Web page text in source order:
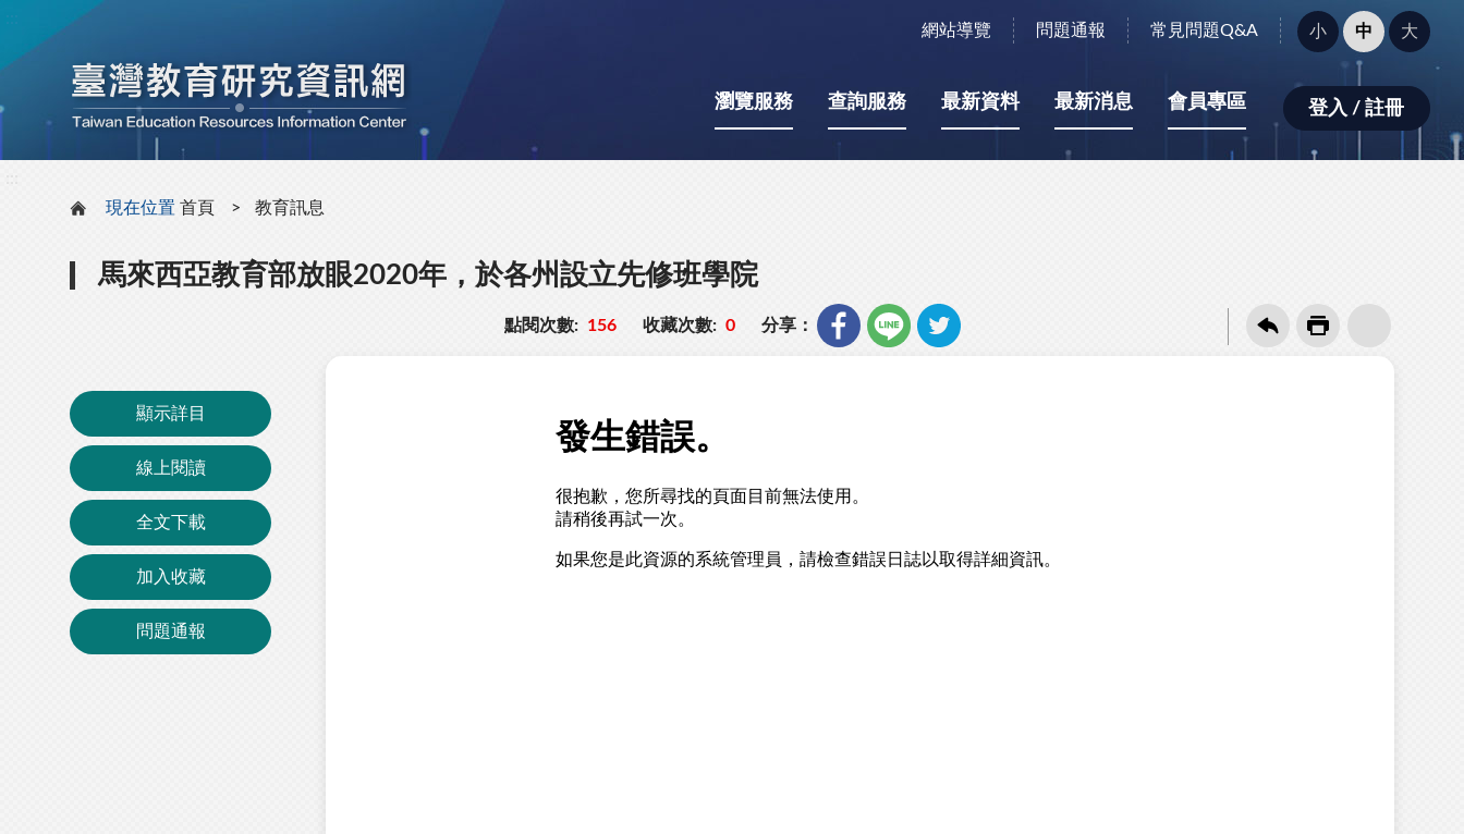
網站導覽 問題通報 常見問題Q&A
字
型
小：
小 中 大
瀏覽服務 查詢服務 最新資料 最新消息 會員專區 登入 / 註冊
現在位置 首頁 教育訊息
馬來西亞教育部放眼2020年，於各州設立先修班學院
點閱次數: 156 收藏次數: 0 分享：
顯示詳目
線上閱讀
全文下載
加入收藏
問題通報